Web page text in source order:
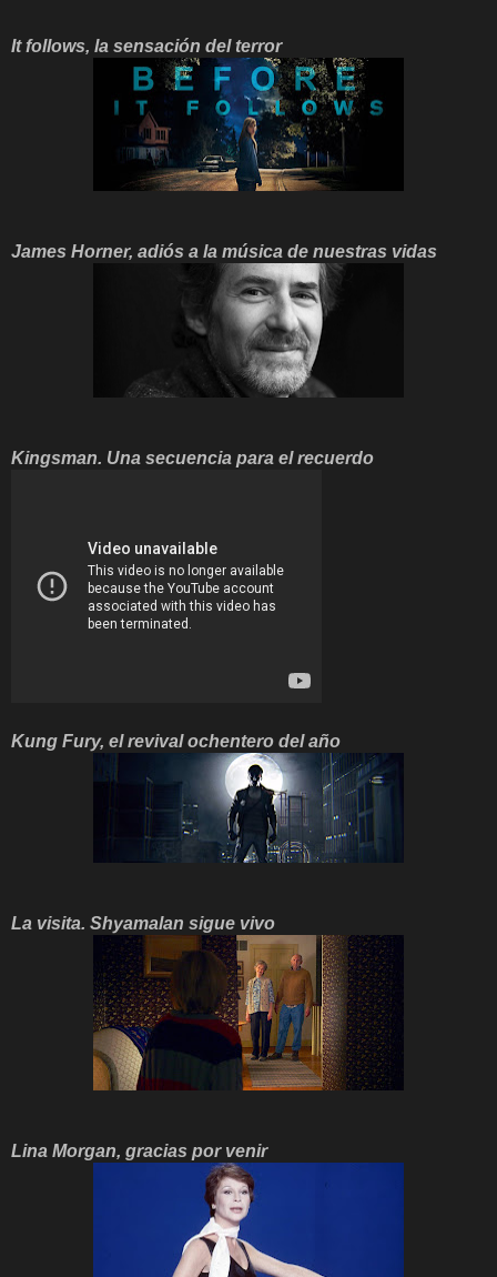
It follows, la sensación del terror
James Horner, adiós a la música de nuestras vidas
Kingsman. Una secuencia para el recuerdo
Kung Fury, el revival ochentero del año
La visita. Shyamalan sigue vivo
Lina Morgan, gracias por venir